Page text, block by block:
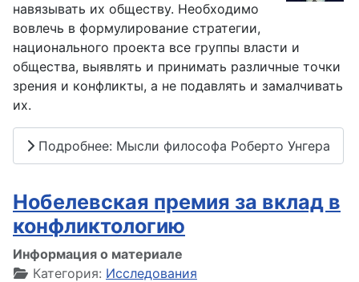
навязывать их обществу. Необходимо
вовлечь в формулирование стратегии,
национального проекта все группы власти и
общества, выявлять и принимать различные точки
зрения и конфликты, а не подавлять и замалчивать
их.
Подробнее: Мысли философа Роберто Унгера
Нобелевская премия за вклад в
конфликтологию
Информация о материале
Категория: Исследования